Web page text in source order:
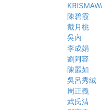
陳碧霞
戴月桃
吳內
李成娟
劉阿容
陳麗如
吳呂秀絨
周正義
武氏清